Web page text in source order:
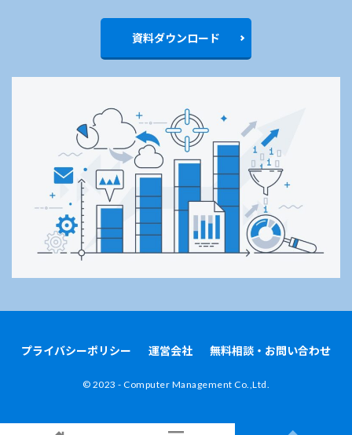
資料ダウンロード
プライバシーポリシー 運営会社 無料相談・お問い合わせ
©︎ 2023 - Computer Management Co.,Ltd.